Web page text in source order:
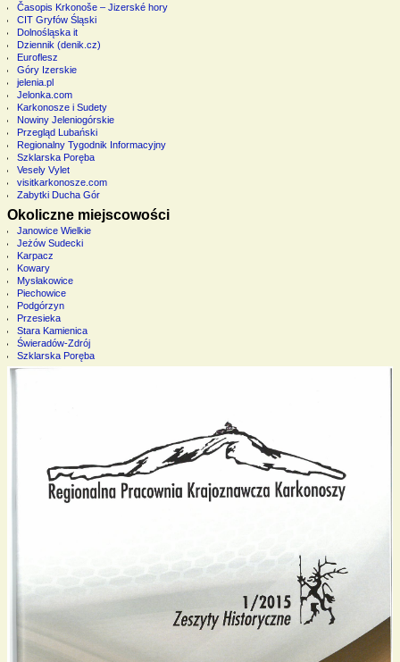
Časopis Krkonoše – Jizerské hory
CIT Gryfów Śląski
Dolnośląska it
Dziennik (denik.cz)
Euroflesz
Góry Izerskie
jelenia.pl
Jelonka.com
Karkonosze i Sudety
Nowiny Jeleniogórskie
Przegląd Lubański
Regionalny Tygodnik Informacyjny
Szklarska Poręba
Vesely Vylet
visitkarkonosze.com
Zabytki Ducha Gór
Okoliczne miejscowości
Janowice Wielkie
Jeżów Sudecki
Karpacz
Kowary
Mysłakowice
Piechowice
Podgórzyn
Przesieka
Stara Kamienica
Świeradów-Zdrój
Szklarska Poręba